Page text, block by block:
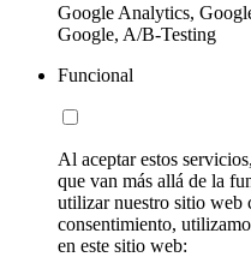
Google Analytics,
Google, A/B-Testing
Funcional
Al aceptar estos
que van más allá de la
utilizar nuestro sitio web
consentimiento,
en este sitio web: